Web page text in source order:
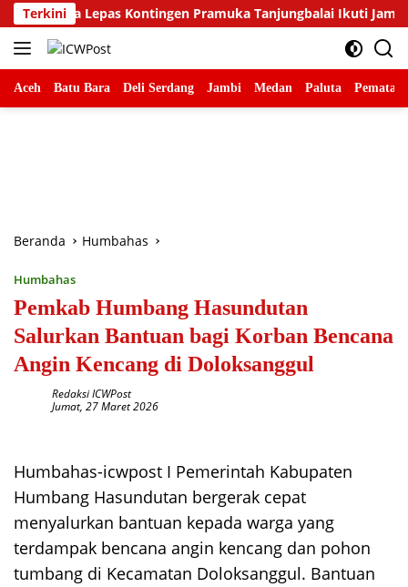
Langsung
ke
konten
Terkini
Lepas Kontingen Pramuka Tanjungbalai Ikuti Jamnas XII di
Aceh Batu Bara Deli Serdang Jambi Medan Paluta
Beranda Humbahas
Humbahas
Pemkab Humbang Hasundutan
Salurkan Bantuan bagi Korban Bencana
Angin Kencang di Doloksanggul
Redaksi ICWPost
Jumat, 27 Maret 2026
Humbahas-icwpost I Pemerintah Kabupaten
Humbang Hasundutan bergerak cepat
menyalurkan bantuan kepada warga yang
terdampak bencana angin kencang dan pohon
tumbang di Kecamatan Doloksanggul. Bantuan